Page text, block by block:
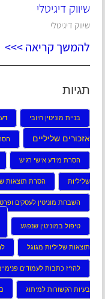
שיווק דיגיטלי
שיווק דיגיטלי
להמשך קריאה >>>
תגיות
בניית מוניטין חיובי
אזכורים שליליים
הסרת מידע אישי רגיש
שליליות הסרת תוצאות
השבחת מוניטין לעסקים
טיפול במוניטין שנפגע
תוצאות שליליות מגוגל
להזיז כתבות לעמודים
בעיות הקשורות למיתוג